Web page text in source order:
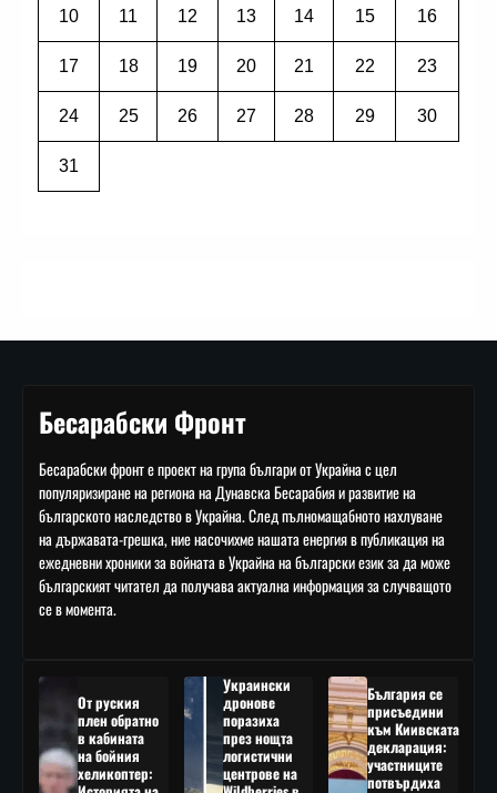
10 11 12 13 14 15 16
17 18 19 20 21 22 23
24 25 26 27 28 29 30
31
Бесарабски Фронт
Бесарабски фронт е проект на група българи от Украйна с цел
популяризиране на региона на Дунавска Бесарабия и развитие на
българското наследство в Украйна. След пълномащабното нахлуване
на държавата-грешка, ние насочихме нашата енергия в публикация на
ежедневни хроники за войната в Украйна на български език за да може
българският читател да получава актуална информация за случващото
се в момента.
От руския
плен обратно
в кабината
на бойния
хеликоптер:
Украински
дронове
поразиха
през нощта
логистични
центрове на
България се
присъедини
към Киивската
декларация:
участниците
потвърдиха